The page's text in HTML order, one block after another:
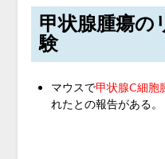
甲状腺腫瘍の
験
マウスで甲状腺C細胞
れたとの報告がある。